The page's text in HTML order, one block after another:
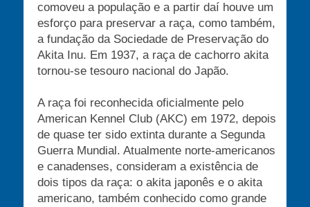
comoveu a população e a partir daí houve um
esforço para preservar a raça, como também,
a fundação da Sociedade de Preservação do
Akita Inu. Em 1937, a raça de cachorro akita
tornou-se tesouro nacional do Japão.
A raça foi reconhecida oficialmente pelo
American Kennel Club (AKC) em 1972, depois
de quase ter sido extinta durante a Segunda
Guerra Mundial. Atualmente norte-americanos
e canadenses, consideram a existência de
dois tipos da raça: o akita japonês e o akita
americano, também conhecido como grande